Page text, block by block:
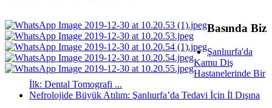
Basında Biz
Şanlıurfa'da
Kamu Diş
Hastanelerinde Bir
İlk: Dental Tomografi ...
Nefrolojide Büyük Atılım: Şanlıurfa’da Tedavi İçin İl Dışına
...